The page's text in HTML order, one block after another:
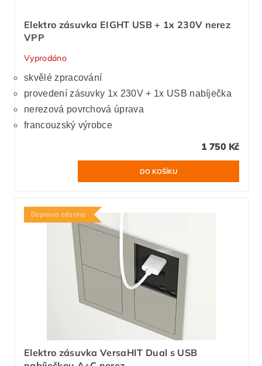
Elektro zásuvka EIGHT USB + 1x 230V nerez
VPP
Vyprodáno
skvělé zpracování
provedení zásuvky 1x 230V + 1x USB nabíječka
nerezová povrchová úprava
francouzský výrobce
1 750 Kč
Doprava zdarma
Elektro zásuvka VersaHIT Dual s USB